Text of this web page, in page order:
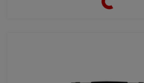
Loading...